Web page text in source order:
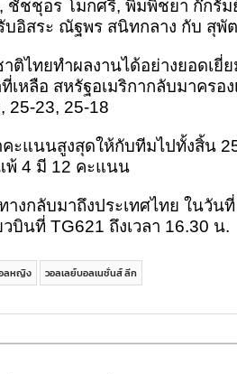
สอง
ศึก
เนชั่นส์
ชชุอร โมกศรี, พิมพิชยา ก๊กรัม
บอิสระ ณัฐพร สนิทกลาง กับ สุพั
ติไทยทำผลงานได้อย่างยอดเยี่
เหลือ สหรัฐอเมริกากลับมาครอ
25-23, 25-18
คะแนนสูงสุดให้กับทีมไปทั้งสิ้น
พ้ 4 มี 12 คะแนน
างกลับมาถึงประเทศไทย ในวัน
บินที่ TG621 ถึงเวลา 16.30 น.
ลหญิง วอลเลย์บอลเนชั่นส์ ลีก